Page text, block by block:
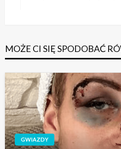
MOŻE CI SIĘ SPODOBAĆ
GWIAZDY